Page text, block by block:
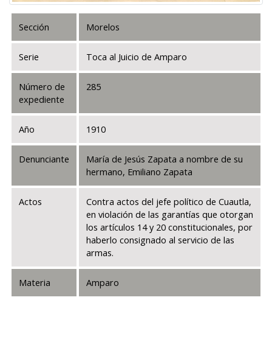
Sección Morelos
Serie Toca al Juicio de Amparo
Número de
expediente
285
Año 1910
Denunciante
María de Jesús Zapata a nombre de su
hermano, Emiliano Zapata
Actos
Contra actos del jefe político de Cuautla,
en violación de las garantías que otorgan
los artículos 14 y 20 constitucionales, por
haberlo consignado al servicio de las
armas.
Materia Amparo